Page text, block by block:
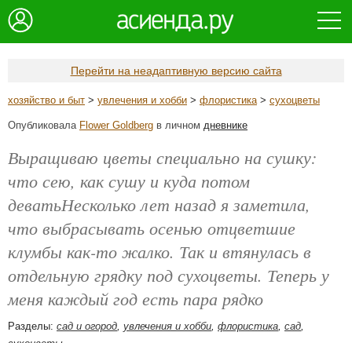
Перейти на неадаптивную версию сайта
хозяйство и быт > увлечения и хобби > флористика> сухоцветы
Опубликовала Flower Goldberg в личном дневнике
Выращиваю цветы специально на сушку:
что сею, как сушу и куда потом
деватьНесколько лет назад я заметила,
что выбрасывать осенью отцветшие
клумбы как-то жалко. Так и втянулась в
отдельную грядку под сухоцветы. Теперь у
меня каждый год есть пара рядко
Разделы: сад и огород, увлечения и хобби, флористика, сад,